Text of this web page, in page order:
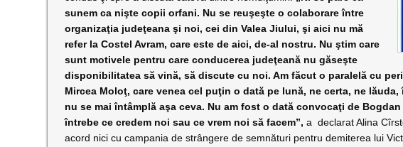
sunem ca nişte copii orfani. Nu se reuşeşte o colaborare între
organizaţia judeţeana şi noi, cei din Valea Jiului, şi aici nu mă
refer la Costel Avram, care este de aici, de-al nostru. Nu ştim care
sunt motivele pentru care conducerea judeţeană nu găseşte
disponibilitatea să vină, să discute cu noi. Am făcut o paralelă cu
Mircea Moloţ, care venea cel puţin o dată pe lună, ne certa, ne
nu se mai întâmplă aşa ceva. Nu am fost o dată convocaţi de
întrebe ce credem noi sau ce vrem noi să facem”, a declarat Alina
acord nici cu campania de strângere de semnături pentru demiterea lui